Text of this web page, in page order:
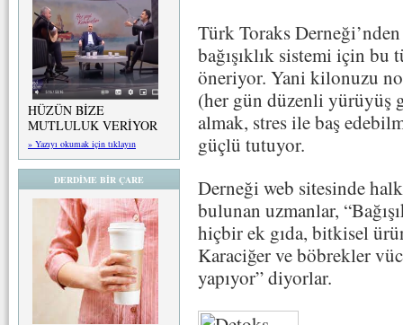
HÜZÜN BİZE
MUTLULUK VERİYOR
» Yazıyı okumak için tıklayın
DERDİME BİR ÇARE
Türk Toraks
bağışıklık sistemi için bu
öneriyor. Yani kilonuzu
(her gün düzenli yürüyüş
almak, stres ile baş
güçlü tutuyor.
Derneği web sitesinde
bulunan uzmanlar,
hiçbir ek gıda, bitkisel
Karaciğer ve böbrekler
yapıyor” diyorlar.